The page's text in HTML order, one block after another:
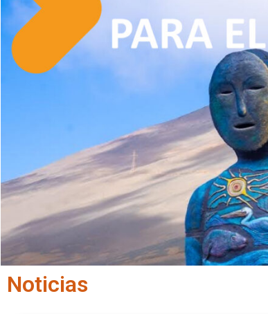
Noticias